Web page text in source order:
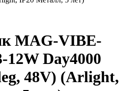
MAG-VIBE-
Day4000
48V) (Arlight,